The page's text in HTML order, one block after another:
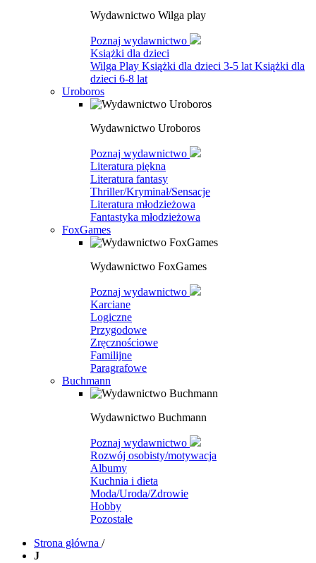
Wydawnictwo Wilga play
Poznaj wydawnictwo
Książki dla dzieci
Wilga Play Książki dla dzieci 3-5 lat Książki dla
dzieci 6-8 lat
Uroboros
Wydawnictwo Uroboros
Poznaj wydawnictwo
Literatura piękna
Literatura fantasy
Thriller/Kryminał/Sensacje
Literatura młodzieżowa
Fantastyka młodzieżowa
FoxGames
Wydawnictwo FoxGames
Poznaj wydawnictwo
Karciane
Logiczne
Przygodowe
Zręcznościowe
Familijne
Paragrafowe
Buchmann
Wydawnictwo Buchmann
Poznaj wydawnictwo
Rozwój osobisty/motywacja
Albumy
Kuchnia i dieta
Moda/Uroda/Zdrowie
Hobby
Pozostałe
Strona główna /
J